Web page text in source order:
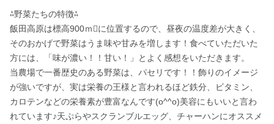
⁂野菜たちの特徴⁂
飯田高原は標高900ｍに位置するので、昼夜の温度差が大きく、
そのおかげで野菜はうま味や甘みを増します！食べていただいた
方には、「味が濃い！！甘い！」とよく感想をいただきます。
当農場で一番歴史のある野菜は、パセリです！！飾りのイメージ
が強いですが、実は栄養の王様と言われるほど鉄分、ビタミン、
カロテンなどの栄養素が豊富なんです(o^^o)美容にもいいと言わ
れています♪天ぷらやスクランブルエッグ、チャーハンにオススメ